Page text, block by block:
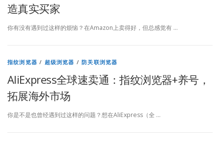
造真实买家
你有没有遇到过这样的烦恼？在Amazon上卖得好，但总感觉有 …
指纹浏览器 / 超级浏览器 /防关联浏览器
AliExpress全球速卖通：指纹浏览器+养号，
拓展海外市场
你是不是也曾经遇到过这样的问题？想在AliExpress（全 …